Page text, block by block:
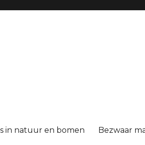
in natuur en bomen Bezwaar